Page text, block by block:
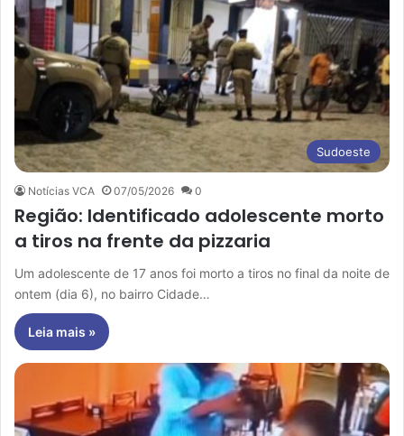
Sudoeste
Notícias VCA 07/05/2026 0
Região: Identificado adolescente morto
a tiros na frente da pizzaria
Um adolescente de 17 anos foi morto a tiros no final da noite de
ontem (dia 6), no bairro Cidade…
Leia mais »